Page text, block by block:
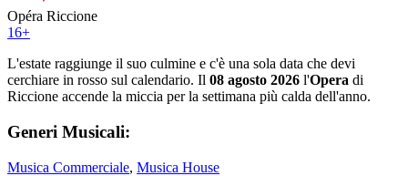
Opéra Riccione
16+
L'estate raggiunge il suo culmine e c'è una sola data che devi
cerchiare in rosso sul calendario. Il 08 agosto 2026 l'Opera di
Riccione accende la miccia per la settimana più calda dell'anno.
Generi Musicali:
Musica Commerciale, Musica House